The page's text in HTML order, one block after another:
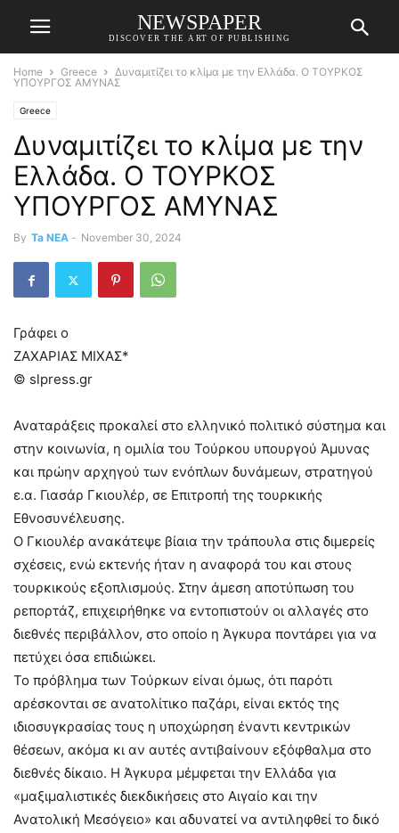
NEWSPAPER
DISCOVER THE ART OF PUBLISHING
Home Greece
Δυναμιτίζει το κλίμα με την Ελλάδα. Ο ΤΟΥΡΚΟΣ
ΥΠΟΥΡΓΟΣ ΑΜΥΝΑΣ
Greece
Δυναμιτίζει το κλίμα με την
Ελλάδα. Ο ΤΟΥΡΚΟΣ
ΥΠΟΥΡΓΟΣ ΑΜΥΝΑΣ
By Ta NEA - November 30, 2024
Γράφει ο
ΖΑΧΑΡΙΑΣ ΜΙΧΑΣ*
© slpress.gr
Αναταράξεις προκαλεί στο ελληνικό πολιτικό σύστημα και
στην κοινωνία, η ομιλία του Τούρκου υπουργού Άμυνας
και πρώην αρχηγού των ενόπλων δυνάμεων, στρατηγού
ε.α. Γιασάρ Γκιουλέρ, σε Επιτροπή της τουρκικής
Εθνοσυνέλευσης.
Ο Γκιουλέρ ανακάτεψε βίαια την τράπουλα στις διμερείς
σχέσεις, ενώ εκτενής ήταν η αναφορά του και στους
τουρκικούς εξοπλισμούς. Στην άμεση αποτύπωση του
ρεπορτάζ, επιχειρήθηκε να εντοπιστούν οι αλλαγές στο
διεθνές περιβάλλον, στο οποίο η Άγκυρα ποντάρει για να
πετύχει όσα επιδιώκει.
Το πρόβλημα των Τούρκων είναι όμως, ότι παρότι
αρέσκονται σε ανατολίτικο παζάρι, είναι εκτός της
ιδιοσυγκρασίας τους η υποχώρηση έναντι κεντρικών
θέσεων, ακόμα κι αν αυτές αντιβαίνουν εξόφθαλμα στο
διεθνές δίκαιο. Η Άγκυρα μέμφεται την Ελλάδα για
«μαξιμαλιστικές διεκδικήσεις στο Αιγαίο και την
Ανατολική Μεσόγειο» και αδυνατεί να αντιληφθεί το δικό